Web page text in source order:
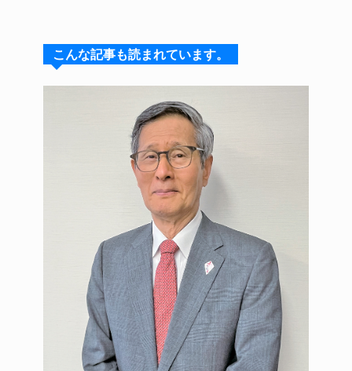
s
k
y
a
d
s
e
b
o
o
k
re
st
こんな記事も読まれています。